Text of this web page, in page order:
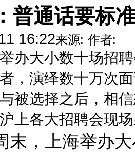
普通话要标
16:22来源: 作者:
办大小数十场招
，演绎数十万次
被选择之后，相
上各大招聘会现
，上海举办大